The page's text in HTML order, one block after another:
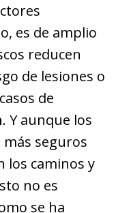
es de amplio
reducen
de lesiones o
de
. Y aunque los
seguros
los caminos y
no es
se ha